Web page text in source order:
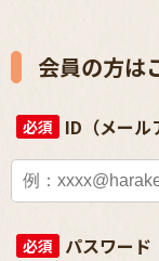
会員の方は
必須 ID（メール
必須 パスワード